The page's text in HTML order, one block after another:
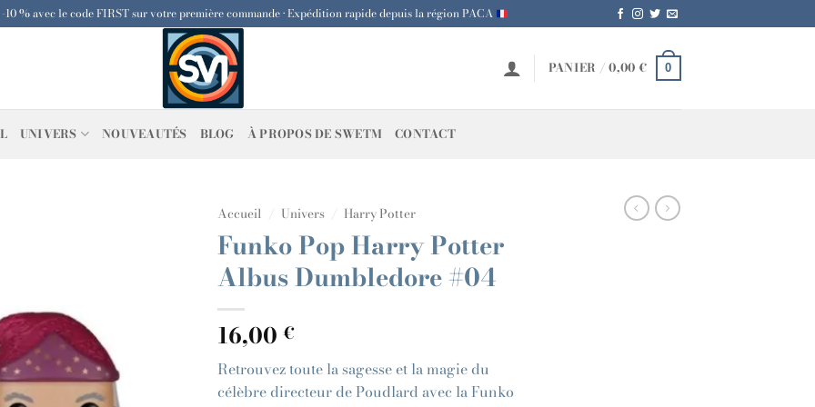
10 % avec le code FIRST sur votre première commande • Expédition rapide depuis la région PACA
PANIER /0,00 € 0
UNIVERS NOUVEAUTÉS BLOG À PROPOS DE SWETM CONTACT
Accueil Univers Harry Potter
Funko Pop Harry Potter
Albus Dumbledore #04
16,00 €
Retrouvez toute la sagesse et la magie du
célèbre directeur de Poudlard avec la Funko